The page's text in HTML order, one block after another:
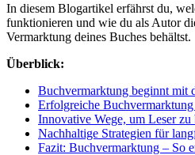
In diesem Blogartikel erfährst du,
funktionieren und wie du als Autor
Vermarktung deines Buches behältst.
Überblick:
Buchvermarktung beginnt mit
Erfolgreiche
Innovative Wege, um Leser zu
Nachhaltige Strategien für
Fazit: Buchvermarktung – So